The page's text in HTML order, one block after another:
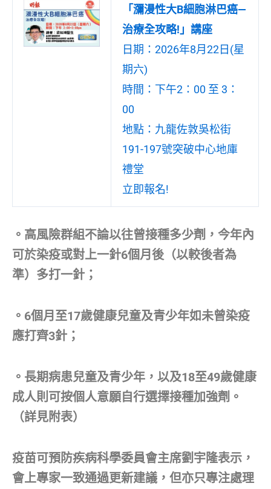
「瀰漫性大B細胞淋巴癌—
治療全攻略!」講座
日期：2026年8月22日(星
期六)
時間：下午2：00 至 3：
00
地點：九龍佐敦吳松街
191-197號突破中心地庫
禮堂
立即報名!
。高風險群組不論以往曾接種多少劑，今年內
可於染疫或對上一針6個月後（以較後者為
準）多打一針；
。6個月至17歲健康兒童及青少年如未曾染疫
應打齊3針；
。長期病患兒童及青少年，以及18至49歲健康
成人則可按個人意願自行選擇接種加強劑。
（詳見附表）
疫苗可預防疾病科學委員會主席劉宇隆表示，
會上專家一致通過更新建議，但亦只專注處理